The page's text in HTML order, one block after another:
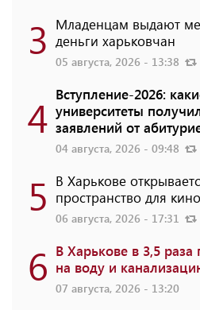
3 Младенцам выдают
деньги харьковчан
05 августа, 2026 - 13:38
4 Вступление-2026:
университеты
заявлений от
04 августа, 2026 - 09:48
5 В Харькове
пространство для
06 августа, 2026 - 17:31
6 В Харькове в 3,5
на воду и
07 августа, 2026 - 13:20